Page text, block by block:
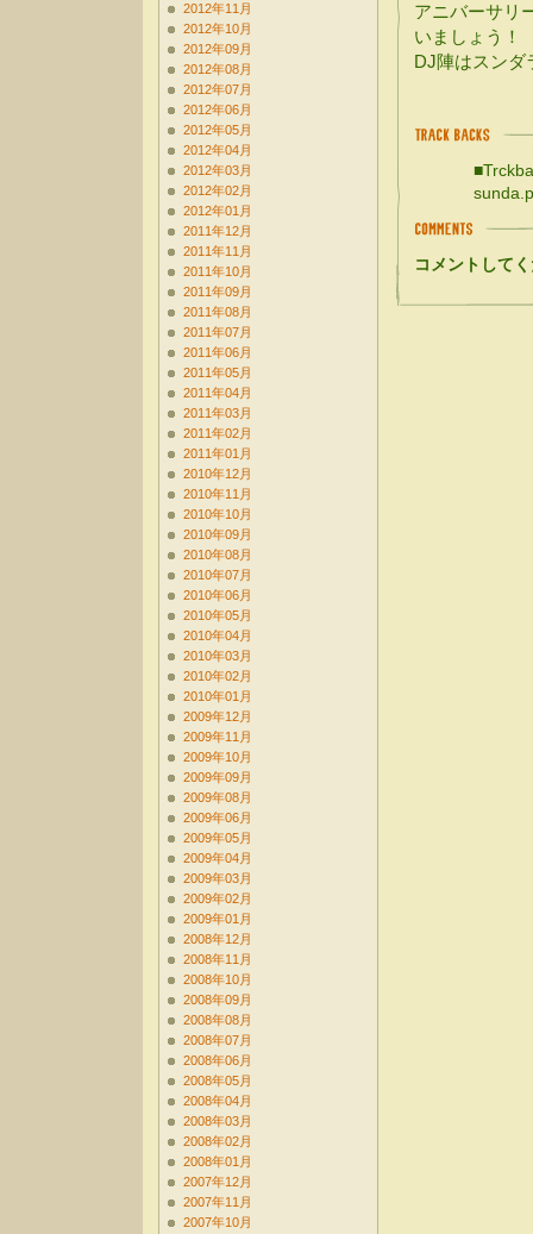
アニバーサリ
いましょう！
DJ陣はスンダ
コメントして
2012年11月
2012年10月
2012年09月
2012年08月
2012年07月
2012年06月
2012年05月
2012年04月
2012年03月
2012年02月
2012年01月
2011年12月
2011年11月
2011年10月
2011年09月
2011年08月
2011年07月
2011年06月
2011年05月
2011年04月
2011年03月
2011年02月
2011年01月
2010年12月
2010年11月
2010年10月
2010年09月
2010年08月
2010年07月
2010年06月
2010年05月
2010年04月
2010年03月
2010年02月
2010年01月
2009年12月
2009年11月
2009年10月
2009年09月
2009年08月
2009年06月
2009年05月
2009年04月
2009年03月
2009年02月
2009年01月
2008年12月
2008年11月
2008年10月
2008年09月
2008年08月
2008年07月
2008年06月
2008年05月
2008年04月
2008年03月
2008年02月
2008年01月
2007年12月
2007年11月
2007年10月